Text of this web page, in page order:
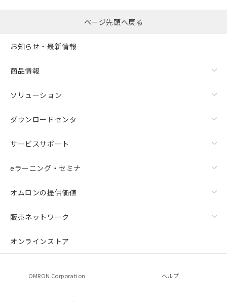
ページ先頭へ戻る
お知らせ・最新情報
商品情報
ソリューション
ダウンロードセンタ
サービスサポート
eラーニング・セミナ
オムロンの提供価値
販売ネットワーク
オンラインストア
OMRON Corporation ヘルプ
認ください)
空
受注生産機種、また在庫状況の
事前の承諾なく第三者に漏洩または開
示しないようお願いします。
ビス）をご利用いただくには、I-Web
引・商談に必要な範囲で利用すること
※当社の共同利用者とは、
用者の範囲」に記載されている法人を